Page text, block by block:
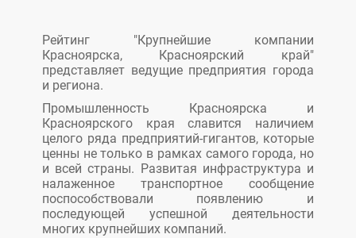
Рейтинг "Крупнейшие компании
Красноярска, Красноярский край"
представляет ведущие предприятия города
и региона.
Промышленность Красноярска и
Красноярского края славится наличием
целого ряда предприятий-гигантов, которые
ценны не только в рамках самого города, но
и всей страны. Развитая инфраструктура и
налаженное транспортное сообщение
поспособствовали появлению и
последующей успешной деятельности
многих крупнейших компаний.